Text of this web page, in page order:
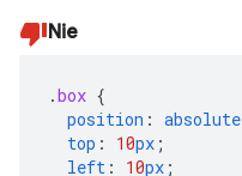
Nie
.box {
position : absolute
top : 10px ;
left : 10px ;